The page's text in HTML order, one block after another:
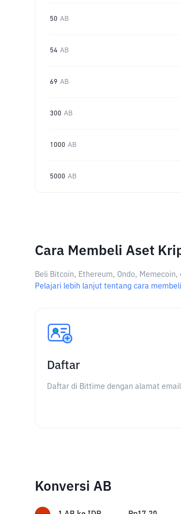
50 AB
54 AB
69 AB
300 AB
1000 AB
5000 AB
Cara Membeli Aset
Beli Bitcoin, Ethereum, Ondo,
Pelajari lebih lanjut tentang cara
Daftar
Daftar di Bittime dengan alamat
Konversi AB